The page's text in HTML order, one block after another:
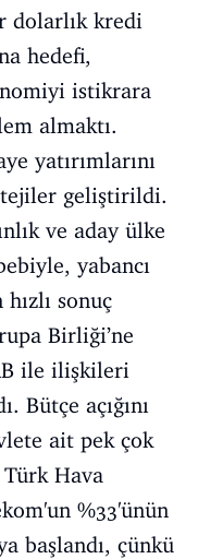
dolarlık kredi
hedefi,
istikrara
almaktı.
yatırımlarını
geliştirildi.
ve aday ülke
yabancı
sonuç
Birliği’ne
ile ilişkileri
Bütçe açığını
ait pek çok
Hava
%33'ünün
başlandı, çünkü